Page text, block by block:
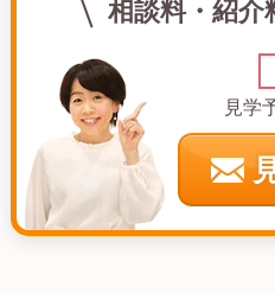
相談料・紹介
見学